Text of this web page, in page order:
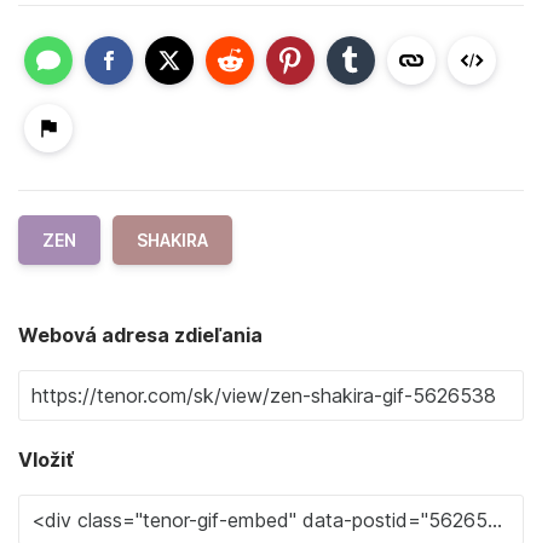
ZEN SHAKIRA
Webová adresa zdieľania
Vložiť